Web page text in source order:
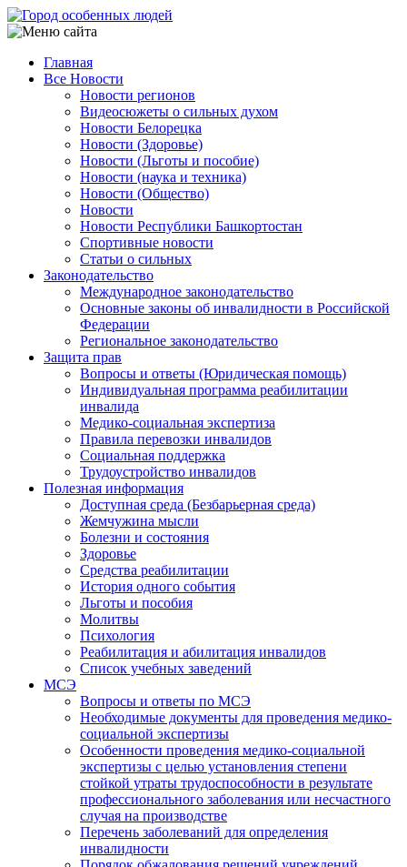
Перейти
к
содержанию
Main
navigation
Главная
Все Новости
Новости регионов
Видеосюжеты о сильных духом
Новости Белорецка
Новости (Здоровье)
Новости (Льготы и пособие)
Новости (наука и техника)
Новости (Общество)
Новости
Новости Республики Башкортостан
Спортивные новости
Статьи о сильных
Законодательство
Международное законодательство
Основные законы об инвалидности в Российской
Федерации
Региональное законодательство
Защита прав
Вопросы и ответы (Юридическая помощь)
Индивидуальная программа реабилитации
инвалида
Медико-социальная экспертиза
Правила перевозки инвалидов
Социальная поддержка
Трудоустройство инвалидов
Полезная информация
Доступная среда (Безбарьерная среда)
Жемчужина мысли
Болезни и состояния
Здоровье
Средства реабилитации
История одного события
Льготы и пособия
Молитвы
Психология
Реабилитация и абилитация инвалидов
Список учебных заведений
МСЭ
Вопросы и ответы по МСЭ
Необходимые документы для проведения медико-
социальной экспертизы
Особенности проведения медико-социальной
экспертизы с целью установления степени
стойкой утраты трудоспособности в результате
профессионального заболевания или несчастного
случая на производстве
Перечень заболеваний для определения
инвалидности